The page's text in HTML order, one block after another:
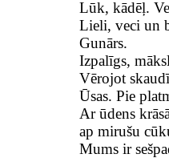
Lūk, kādēļ.
Lieli, veci un
Gunārs.
Izpalīgs,
Vērojot
Ūsas. Pie
Ar ūdens
ap mirušu
Mums ir